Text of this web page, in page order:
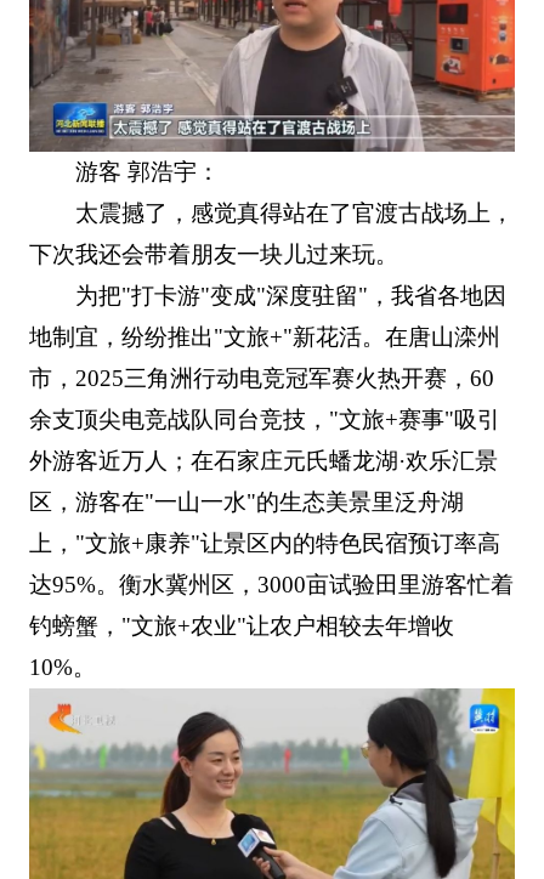
游客 郭浩宇：
太震撼了，感觉真得站在了官渡古战场上，
下次我还会带着朋友一块儿过来玩。
为把"打卡游"变成"深度驻留"，我省各地因
地制宜，纷纷推出"文旅+"新花活。在唐山滦州
市，2025三角洲行动电竞冠军赛火热开赛，60
余支顶尖电竞战队同台竞技，"文旅+赛事"吸引
外游客近万人；在石家庄元氏蟠龙湖·欢乐汇景
区，游客在"一山一水"的生态美景里泛舟湖
上，"文旅+康养"让景区内的特色民宿预订率高
达95%。衡水冀州区，3000亩试验田里游客忙着
钓螃蟹，"文旅+农业"让农户相较去年增收
10%。